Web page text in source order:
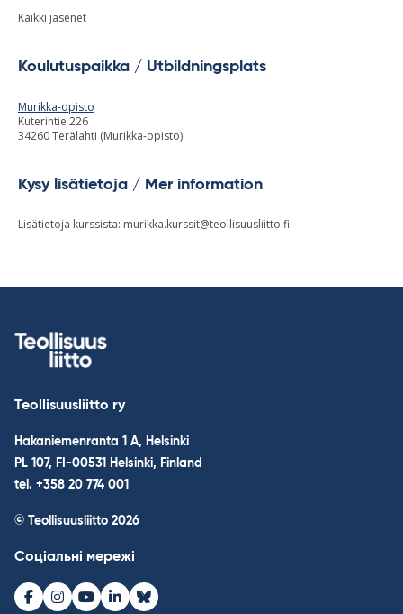
Kaikki jäsenet
Koulutuspaikka / Utbildningsplats
Murikka-opisto
Kuterintie 226
34260 Terälahti (Murikka-opisto)
Kysy lisätietoja / Mer information
Lisätietoja kurssista: murikka.kurssit@teollisuusliitto.fi
Teollisuusliitto ry
Hakaniemenranta 1 A, Helsinki
PL 107, FI-00531 Helsinki, Finland
tel. +358 20 774 001
© Teollisuusliitto 2026
Соціальні мережі
Facebook
Instagram
Youtube
LinkedInBluesky